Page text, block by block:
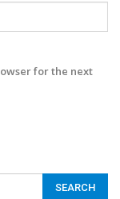
for the next